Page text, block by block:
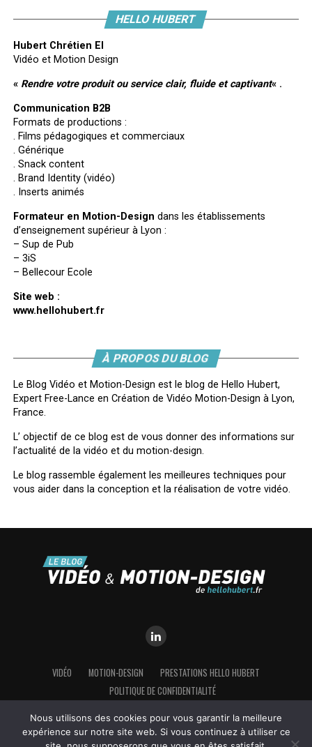
HELLO HUBERT
Hubert Chrétien EI
Vidéo et Motion Design
« Rendre votre produit ou service clair, fluide et captivant« .
Communication B2B
Formats de productions :
. Films pédagogiques et commerciaux
. Générique
. Snack content
. Brand Identity (vidéo)
. Inserts animés
Formateur en Motion-Design dans les établissements
d’enseignement supérieur à Lyon :
– Sup de Pub
– 3iS
– Bellecour Ecole
Site web :
www.hellohubert.fr
À PROPOS DU BLOG
Le Blog Vidéo et Motion-Design est le blog de Hello Hubert,
Expert Free-Lance en Création de Vidéo Motion-Design à Lyon,
France.
L’ objectif de ce blog est de vous donner des informations sur
l’actualité de la vidéo et du motion-design.
Le blog rassemble également les meilleures techniques pour
vous aider dans la conception et la réalisation de votre vidéo.
VIDÉO MOTION-DESIGN
PRESTATIONS HELLO HUBERT
POLITIQUE DE CONFIDENTIALITÉ
Copyright © 2026 HELLO HUBERT, Hubert Chrétien EI - Vidéo et Motion-
Nous utilisons des cookies pour vous garantir la meilleure
expérience sur notre site web. Si vous continuez à utiliser ce